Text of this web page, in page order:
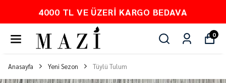
PEŞİN FİYATINA 3 TAKSİT
0
Anasayfa Yeni Sezon Tüylü Tulum